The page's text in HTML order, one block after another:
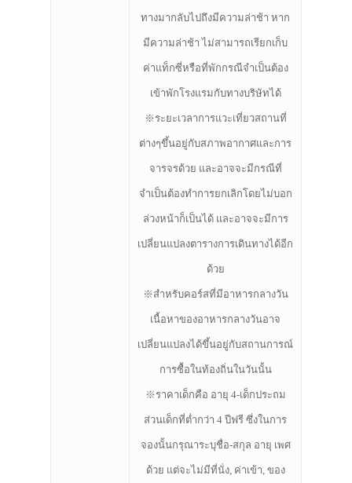
ทางมากลับไปถึงมีความล่าช้า หาก
มีความล่าช้า ไม่สามารถเรียกเก็บ
ค่าแท็กซี่หรือที่พักกรณีจำเป็นต้อง
เข้าพักโรงแรมกับทางบริษัทได้
※ระยะเวลาการแวะเที่ยวสถานที่
ต่างๆขึ้นอยู่กับสภาพอากาศและการ
จารจรด้วย และอาจจะมีกรณีที่
จำเป็นต้องทำการยกเลิกโดยไม่บอก
ล่วงหน้าก็เป็นได้ และอาจจะมีการ
เปลี่ยนแปลงตารางการเดินทางได้อีก
ด้วย
※สำหรับคอร์สที่มีอาหารกลางวัน
เนื้อหาของอาหารกลางวันอาจ
เปลี่ยนแปลงได้ขึ้นอยู่กับสถานการณ์
การซื้อในท้องถิ่นในวันนั้น
※ราคาเด็กคือ อายุ 4-เด็กประถม
ส่วนเด็กที่ต่ำกว่า 4 ปีฟรี ซึ่งในการ
จองนั้นกรุณาระบุชื่อ-สกุล อายุ เพศ
ด้วย แต่จะไม่มีที่นั่ง, ค่าเข้า, ของ